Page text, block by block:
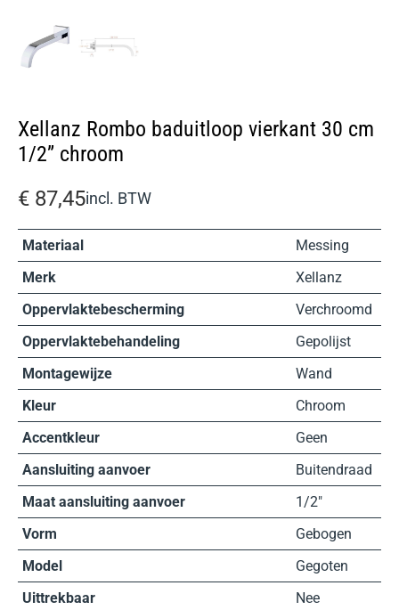
Xellanz Rombo baduitloop vierkant 30 cm
1/2” chroom
€ 87,45incl. BTW
Materiaal
Messing
Merk
Xellanz
Oppervlaktebescherming
Verchroomd
Oppervlaktebehandeling
Gepolijst
Montagewijze
Wand
Kleur
Chroom
Accentkleur
Geen
Aansluiting aanvoer
Buitendraad
Maat aansluiting aanvoer
1/2″
Vorm
Gebogen
Model
Gegoten
Uittrekbaar
Nee